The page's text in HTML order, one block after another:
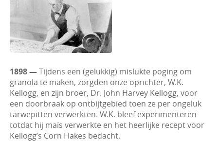
1898 —Tijdens een (gelukkig) mislukte poging om
granola te maken, zorgden onze oprichter, W.K.
Kellogg, en zijn broer, Dr. John Harvey Kellogg, voor
een doorbraak op ontbijtgebied toen ze per ongeluk
tarwepitten verwerkten. W.K. bleef experimenteren
totdat hij maïs verwerkte en het heerlijke recept voor
Kellogg’s Corn Flakes bedacht.